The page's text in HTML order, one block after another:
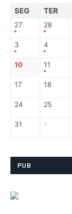
SEG TER
27 28
3 4
10 11
17 18
24 25
31 1
PUB